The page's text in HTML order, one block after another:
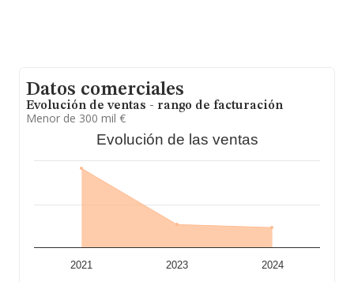
Datos comerciales
Evolución de ventas - rango de facturación
Menor de 300 mil €
Evolución de las ventas
2021 2023 2024